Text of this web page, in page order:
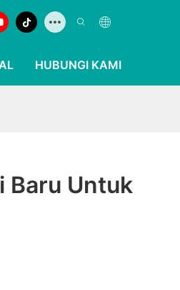
HUBUNGI KAMI
Baru Untuk